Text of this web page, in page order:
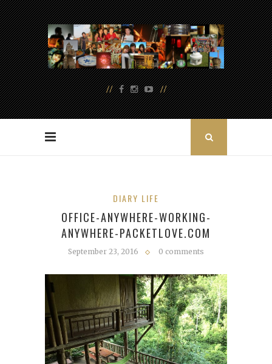
DIARY LIFE
OFFICE-ANYWHERE-WORKING-
ANYWHERE-PACKETLOVE.COM
September 23, 2016 0 comments